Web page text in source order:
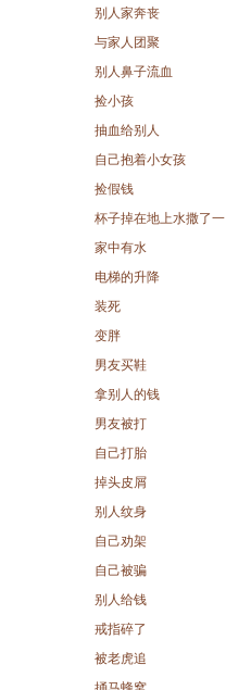
别人家奔丧
与家人团聚
别人鼻子流血
捡小孩
抽血给别人
自己抱着小女孩
捡假钱
杯子掉在地上水撒了一
家中有水
电梯的升降
装死
变胖
男友买鞋
拿别人的钱
男友被打
自己打胎
掉头皮屑
别人纹身
自己劝架
自己被骗
别人给钱
戒指碎了
被老虎追